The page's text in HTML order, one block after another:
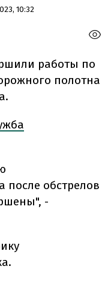
10:32
работы по
полотна
после обстрелов
-